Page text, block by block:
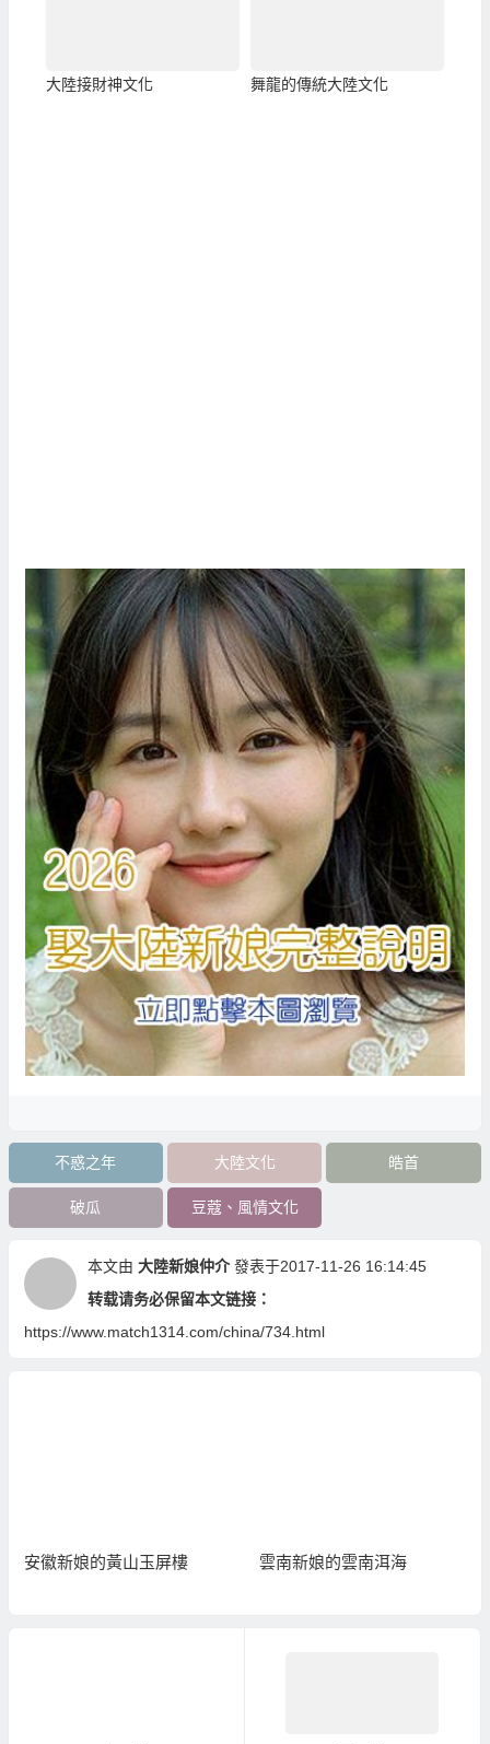
大陸接財神文化 舞龍的傳統大陸文化
不惑之年 大陸文化 皓首
破瓜 豆蔻、風情文化
本文由 大陸新娘仲介 發表于2017-11-26 16:14:45
转载请务必保留本文链接：
https://www.match1314.com/china/734.html
安徽新娘的黃山玉屏樓 雲南新娘的雲南洱海